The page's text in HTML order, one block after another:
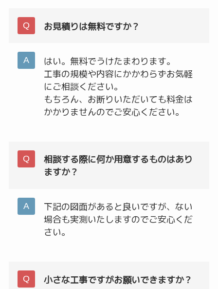
お見積りは無料ですか？
はい。無料でうけたまわります。
工事の規模や内容にかかわらずお気軽
にご相談ください。
もちろん、お断りいただいても料金は
かかりませんのでご安心ください。
相談する際に何か用意するものはあり
ますか？
下記の図面があると良いですが、ない
場合も実測いたしますのでご安心くだ
さい。
小さな工事ですがお願いできますか？